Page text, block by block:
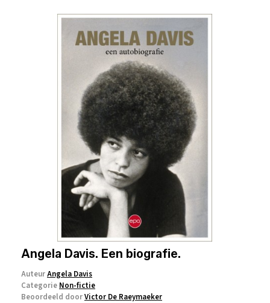
Angela Davis. Een biografie.
AuteurAngela Davis
Categorie Non-fictie
Beoordeeld doorVictor De Raeymaeker